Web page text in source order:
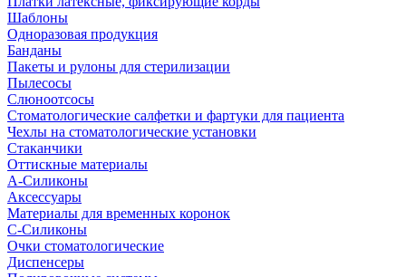
Шаблоны
Одноразовая продукция
Банданы
Пакеты и рулоны для стерилизации
Пылесосы
Слюноотсосы
Стоматологические салфетки и фартуки для пациента
Чехлы на стоматологические установки
Стаканчики
Оттискные материалы
А-Силиконы
Аксессуары
Материалы для временных коронок
С-Силиконы
Очки стоматологические
Диспенсеры